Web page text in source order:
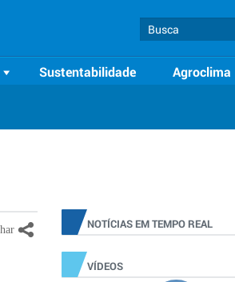
Sustentabilidade Agroclima
NOTÍCIAS EM TEMPO REAL
VÍDEOS